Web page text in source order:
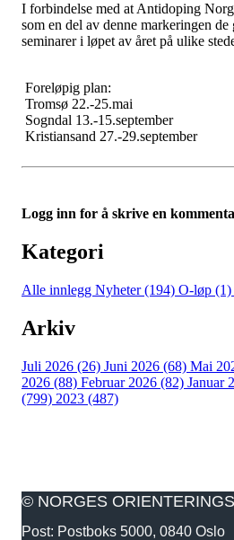
I forbindelse med at Antidoping
som en del av denne markeringen
seminarer i løpet av året på ulike
Foreløpig plan:
Tromsø 22.-25.mai
Sogndal 13.-15.september
Kristiansand 27.-29.september
Logg inn for å skrive en
Kategori
Alle innlegg Nyheter (194) O-løp (1)
Arkiv
Juli 2026 (26) Juni 2026 (68) Mai
2026 (88) Februar 2026 (82) Januar
(799) 2023 (487)
© NORGES
Post: Postboks 5000, 0840 Oslo